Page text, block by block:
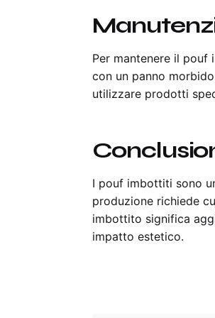
Per mantenere il pouf
con un panno
utilizzare prodotti
I pouf imbottiti sono
produzione richiede
imbottito significa
impatto estetico.